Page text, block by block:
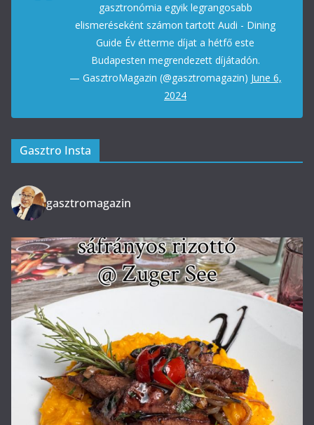
gasztronómia egyik legrangosabb
elismeréseként számon tartott Audi - Dining
Guide Év étterme díjat a hétfő este
Budapesten megrendezett díjátadón.
— GasztroMagazin (@gasztromagazin) June 6,
2024
Gasztro Insta
gasztromagazin